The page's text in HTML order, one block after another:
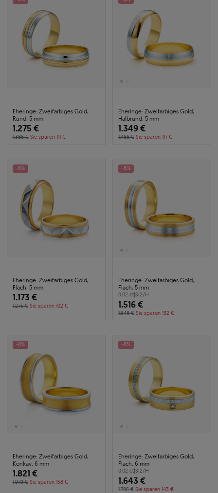
Eheringe: Zweifarbiges Gold,
Rund, 5 mm
1.275 €
1.386 € Sie sparen 111 €
Eheringe: Zweifarbiges Gold,
Halbrund, 5 mm
1.349 €
1.466 € Sie sparen 117 €
-8%
Eheringe: Zweifarbiges Gold,
Flach, 5 mm
1.173 €
1.275 € Sie sparen 102 €
-8%
Eheringe: Zweifarbiges Gold,
Flach, 5 mm
0.02 ct|SI2/H
1.516 €
1.648 € Sie sparen 132 €
-8%
Eheringe: Zweifarbiges Gold,
Konkav, 6 mm
1.821 €
1.979 € Sie sparen 158 €
-8%
Eheringe: Zweifarbiges Gold,
Flach, 6 mm
0.02 ct|SI2/H
1.643 €
1.786 € Sie sparen 143 €